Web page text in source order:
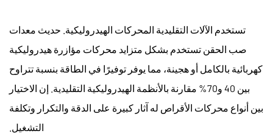
كيفية
اختيار
آلة
التشكيل
تستخدم الآلات التقليدية المحركات الهيدروليكية. حديث معدات
صب الحقن تستخدم بشكل متزايد محركات مؤازرة هيدروليكية
كهربائية بالكامل أو هجينة، مما يوفر توفيرًا في الطاقة بنسبة تتراوح
بين 40 و70% مقارنة بالأنظمة الهيدروليكية التقليدية. إن الاختيار
بين أنواع محركات الأقراص له آثار كبيرة على الدقة والتكرار وتكلفة
التشغيل.